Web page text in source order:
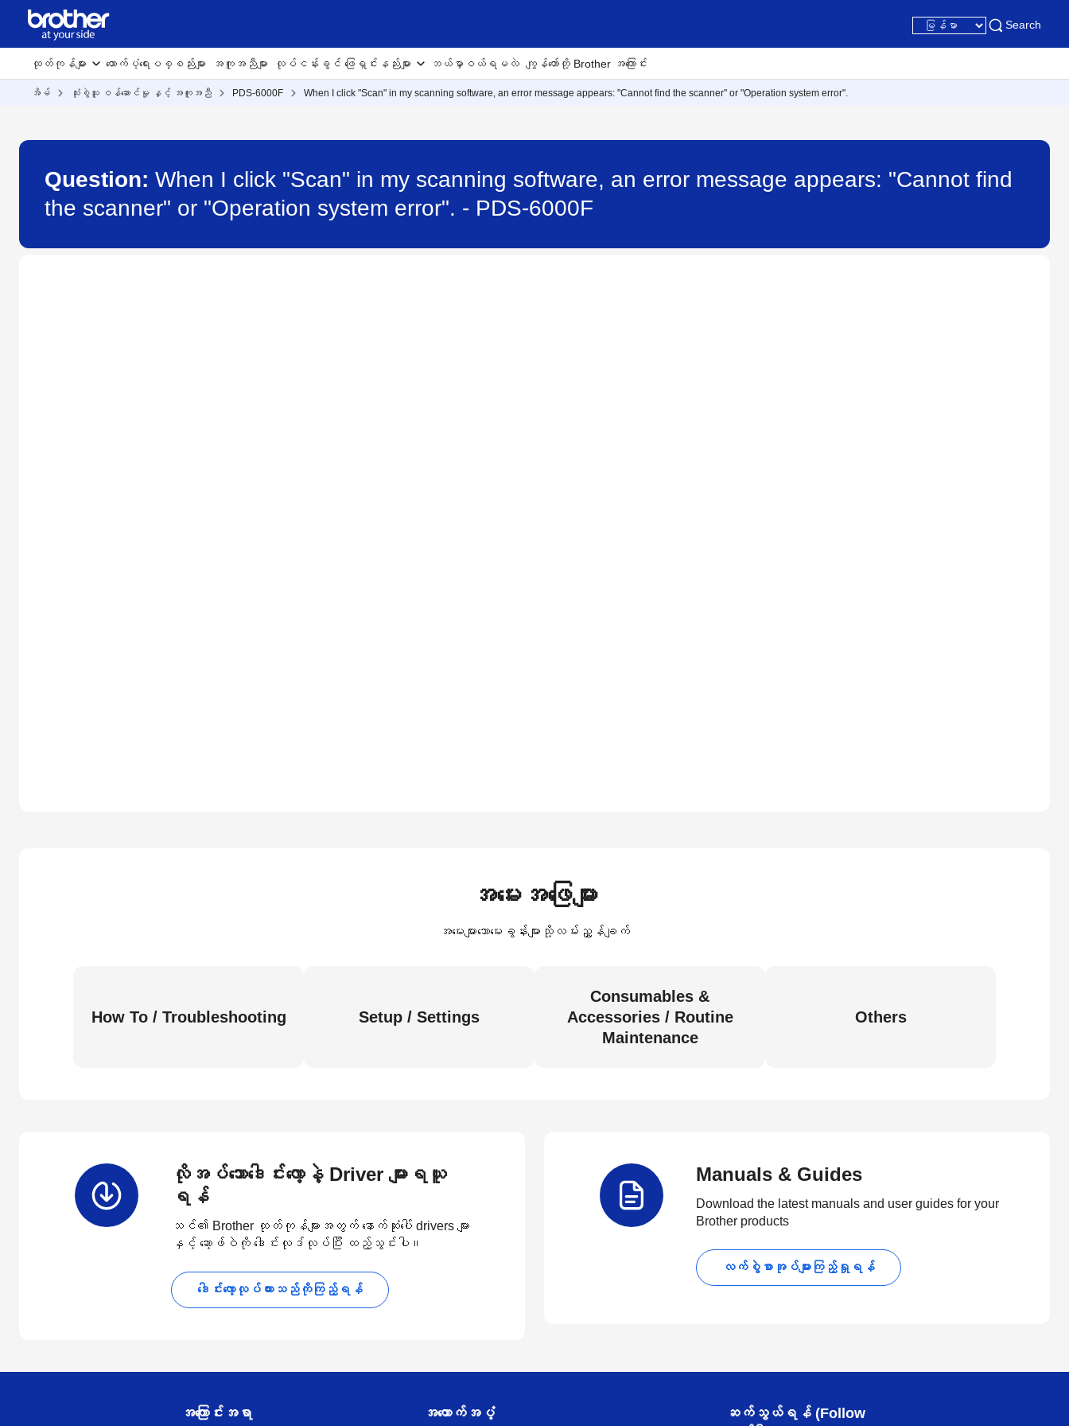
Search
ထုတ်ကုန်များ ထောက်ပံ့ရေးပစ္စည်းများ အကူအညီများ လုပ်ငန်းခွင် ဖြေရှင်းနည်းများ ဘယ်မှာဝယ်ရမလဲ ကျွန်တော်တို့ Brother အကြောင်း
အိမ် သုံးစွဲသူ ဝန်ဆောင်မှု နှင့် အကူအညီ PDS-6000F When I click "Scan" in my scanning software, an error message appears: "Cannot find the scanner" or "Operation system error".
Question: When I click "Scan" in my scanning software, an error message appears: "Cannot find
the scanner" or "Operation system error". - PDS-6000F
အမေးအဖြေများ
အမေးများသောမေးခွန်းများသို့လမ်းညွှန်ချက်
How To / Troubleshooting Setup / Settings
Consumables &
Accessories / Routine
Maintenance
Others
လိုအပ်သောဒေါင်းလော့နဲ့ Driver များရယူ
ရန်
သင်၏ Brother ထုတ်ကုန်များအတွက် နောက်ဆုံးပေါ် drivers များ
နှင့် ဆော့ဖ်ဝဲကို ဒေါင်းလုဒ်လုပ်ပြီး ထည့်သွင်းပါ။
ဒေါင်းလော့လုပ်ထားသည်ကိုကြည့်ရန်
Manuals & Guides
Download the latest manuals and user guides for your
Brother products
လက်စွဲစာအုပ်များကြည့်ရှုရန်
အကြောင်းအရာ အထောက်အပံ့
ဆက်သွယ်ရန် (Follow